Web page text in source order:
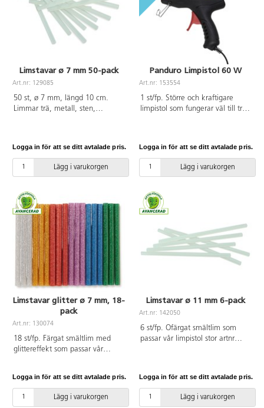
Limstavar ø 7 mm 50-pack
Art.nr: 129085
50 st, ø 7 mm, längd 10 cm.
Limmar trä, metall, sten,
rekommenderas från 6 år och
alltid under vuxens överinseende.
Logga in för att se ditt avtalade pris.
Lägg i varukorgen
Panduro Limpistol 60 W
Art.nr: 153554
1 st/fp. Större och kraftigare
limpistol som fungerar väl till trä,
når temperaturer uppemot 200
°C, så var försiktig. Verktyget är
ergonomiskt utformat, lätt att
175 cm lång sladd. Framtill finns
en metallbygel som går att fälla
ned om man vill ha limpistolen
stående eller hänga upp den
säkert efter användning. 2 st
10 mm limstavar utan animaliska
ingredienser ingår. Längd 18 cm.
Logga in för att se ditt avtalade pris.
Lägg i varukorgen
Limstavar glitter ø 7 mm, 18-
pack
Art.nr: 130074
18 st/fp. Färgat smältlim med
glittereffekt som passar vår
Logga in för att se ditt avtalade pris.
Lägg i varukorgen
Limstavar ø 11 mm 6-pack
Art.nr: 142050
6 st/fp. Ofärgat smältlim som
passar vår limpistol stor artnr
från 6 år och alltid under vuxens
överinseende. ø 11 mm. Längd
Logga in för att se ditt avtalade pris.
Lägg i varukorgen